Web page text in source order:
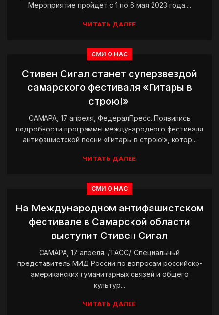
Мероприятие пройдет с 1 по 6 мая 2023 года....
ЧИТАТЬ ДАЛЕЕ
СМИ О НАС
Стивен Сигал станет суперзвездой
самарского фестиваля «Гитары в
строю!»
САМАРА, 17 апреля, ФедералПресс. Появились
подробности программы международного фестиваля
антифашистской песни «Гитары в строю!», котор...
ЧИТАТЬ ДАЛЕЕ
СМИ О НАС
На Международном антифашистском
фестивале в Самарской области
выступит Стивен Сигал
САМАРА, 17 апреля. /ТАСС/. Специальный
представитель МИД России по вопросам российско-
американских гуманитарных связей и общего
культур...
ЧИТАТЬ ДАЛЕЕ